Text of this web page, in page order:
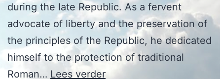
during the late Republic. As a fervent
advocate of liberty and the preservation of
the principles of the Republic, he dedicated
himself to the protection of traditional
Roman… Lees verderCato